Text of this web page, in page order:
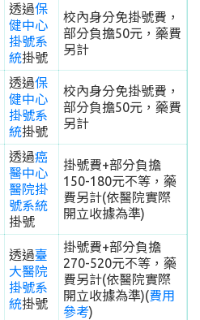
透過保
健中心
掛號系
統掛號
校內身分免掛號費，
部分負擔50元，藥費
另計
透過保
健中心
掛號系
統掛號
校內身分免掛號費，
部分負擔50元，藥費
另計
透過癌
醫中心
醫院掛
號系統
掛號
掛號費+部分負擔
150-180元不等，藥
費另計(依醫院實際
開立收據為準)
透過臺
大醫院
掛號系
統掛號
掛號費+部分負擔
270-520元不等，藥
費另計(依醫院實際
開立收據為準)(費用
參考)